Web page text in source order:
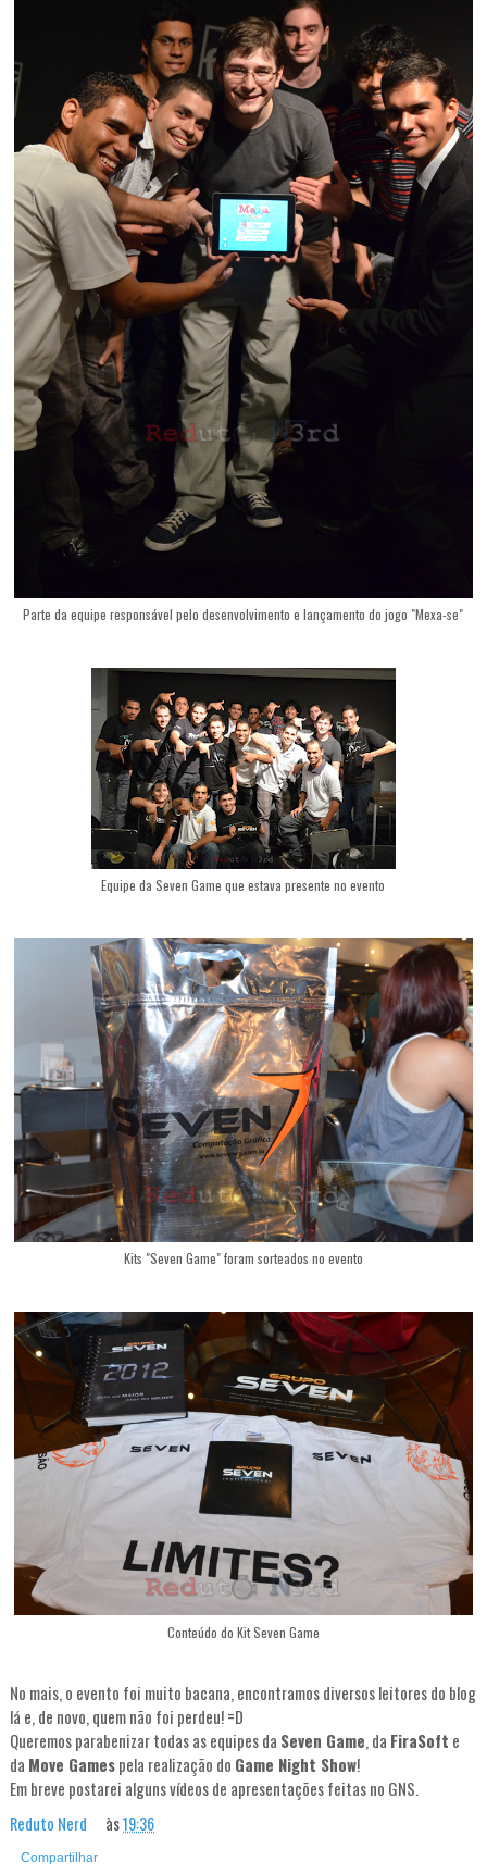
Parte da equipe responsável pelo desenvolvimento e lançamento do jogo "Mexa-se"
Equipe da Seven Game que estava presente no evento
Kits "Seven Game" foram sorteados no evento
Conteúdo do Kit Seven Game
No mais, o evento foi muito bacana, encontramos diversos leitores do blog
lá e, de novo, quem não foi perdeu! =D
Queremos parabenizar todas as equipes da Seven Game, da FiraSoft e
da Move Gamespela realização do Game Night Show!
Em breve postarei alguns vídeos de apresentações feitas no GNS.
Reduto Nerd às19:36
Compartilhar